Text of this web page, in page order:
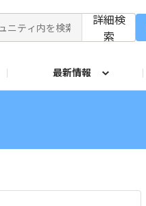
詳細検
索
最新情報